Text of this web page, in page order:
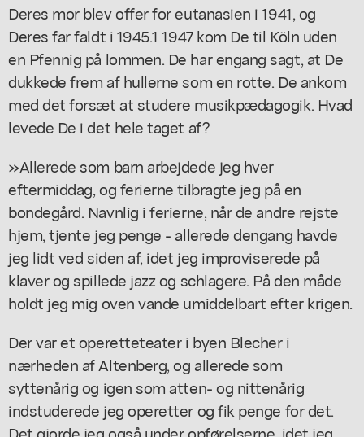
Deres mor blev offer for eutanasien i 1941, og
Deres far faldt i 1945.1 1947 kom De til Köln uden
en Pfennig på lommen. De har engang sagt, at De
dukkede frem af hullerne som en rotte. De ankom
med det forsæt at studere musikpædagogik. Hvad
levede De i det hele taget af?
»Allerede som barn arbejdede jeg hver
eftermiddag, og ferierne tilbragte jeg på en
bondegård. Navnlig i ferierne, når de andre rejste
hjem, tjente jeg penge - allerede dengang havde
jeg lidt ved siden af, idet jeg improviserede på
klaver og spillede jazz og schlagere. På den måde
holdt jeg mig oven vande umiddelbart efter krigen.
Der var et operetteteater i byen Blecher i
nærheden af Altenberg, og allerede som
syttenårig og igen som atten- og nittenårig
indstuderede jeg operetter og fik penge for det.
Det gjorde jeg også under opførelserne, idet jeg